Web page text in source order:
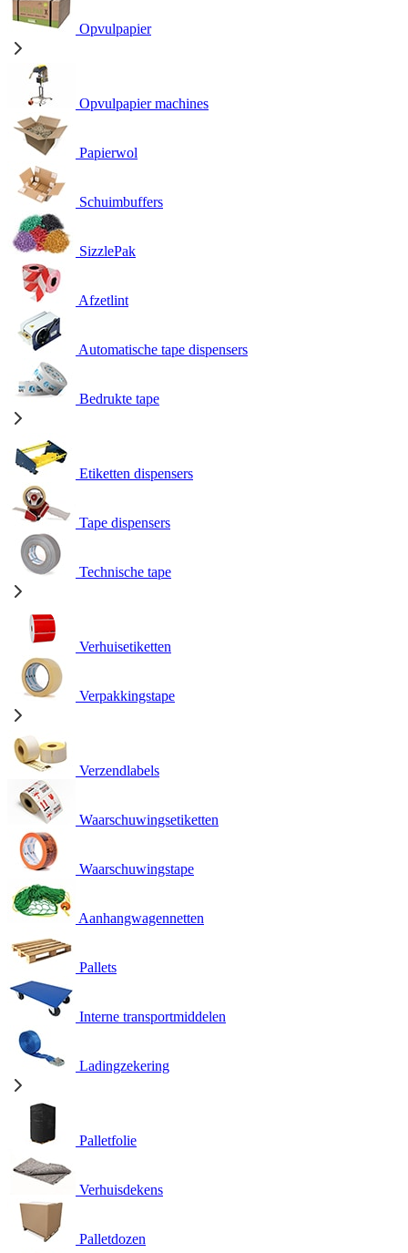
Opvulpapier
Opvulpapier machines
Papierwol
Schuimbuffers
SizzlePak
Afzetlint
Automatische tape dispensers
Bedrukte tape
Etiketten dispensers
Tape dispensers
Technische tape
Verhuisetiketten
Verpakkingstape
Verzendlabels
Waarschuwingsetiketten
Waarschuwingstape
Aanhangwagennetten
Pallets
Interne transportmiddelen
Ladingzekering
Palletfolie
Verhuisdekens
Palletdozen